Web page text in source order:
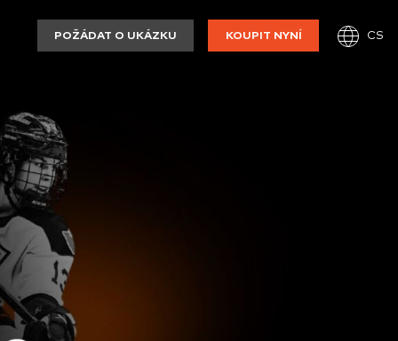
POŽÁDAT O UKÁZKU KOUPIT NYNÍ CS